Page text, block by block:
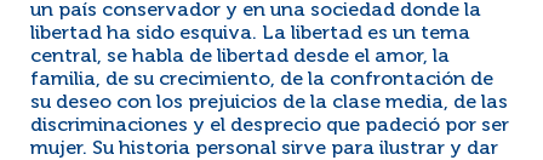
un país conservador y en una sociedad donde la
libertad ha sido esquiva. La libertad es un tema
central, se habla de libertad desde el amor, la
familia, de su crecimiento, de la confrontación de
su deseo con los prejuicios de la clase media, de las
discriminaciones y el desprecio que padeció por ser
mujer. Su historia personal sirve para ilustrar y dar